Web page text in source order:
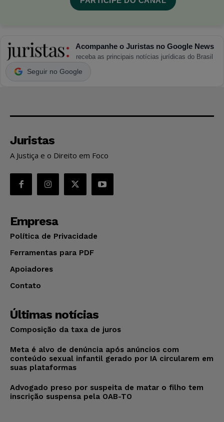
Acompanhe o Juristas no Google News
receba as principais notícias jurídicas do Brasil
Seguir no Google
Juristas
A Justiça e o Direito em Foco
Empresa
Política de Privacidade
Ferramentas para PDF
Apoiadores
Contato
Últimas notícias
Composição da taxa de juros
Meta é alvo de denúncia após anúncios com
conteúdo sexual infantil gerado por IA circularem em
suas plataformas
Advogado preso por suspeita de matar o filho tem
inscrição suspensa pela OAB-TO